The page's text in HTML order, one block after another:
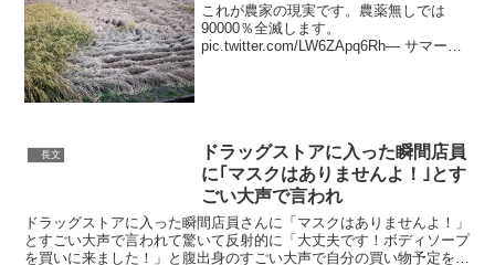
これが農家の現実です。農薬無しでは
90000％全滅します。
pic.twitter.com/LW6ZApq6Rh— サマーオ
長文
ドラッグストアに入った瞬間店員
に｢マスクはありませんよ！｣とす
ごい大声で言われ
ドラッグストアに入った瞬間店員さんに「マスクはありませんよ！」
とすごい大声で言われて驚いて反射的に「大丈夫です！ボディソープ
を買いに来ました！」と腹出身のすごい大声で自分の買い物予定を発